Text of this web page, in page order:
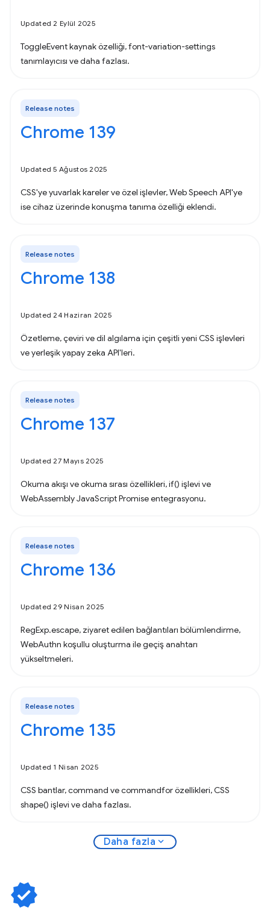
Updated 2 Eylül 2025
ToggleEvent kaynak özelliği, font-variation-settings
tanımlayıcısı ve daha fazlası.
Release notes
Chrome 139
Updated 5 Ağustos 2025
CSS'ye yuvarlak kareler ve özel işlevler, Web Speech API'ye
ise cihaz üzerinde konuşma tanıma özelliği eklendi.
Release notes
Chrome 138
Updated 24 Haziran 2025
Özetleme, çeviri ve dil algılama için çeşitli yeni CSS işlevleri
ve yerleşik yapay zeka API'leri.
Release notes
Chrome 137
Updated 27 Mayıs 2025
Okuma akışı ve okuma sırası özellikleri, if() işlevi ve
WebAssembly JavaScript Promise entegrasyonu.
Release notes
Chrome 136
Updated 29 Nisan 2025
RegExp.escape, ziyaret edilen bağlantıları bölümlendirme,
WebAuthn koşullu oluşturma ile geçiş anahtarı
yükseltmeleri.
Release notes
Chrome 135
Updated 1 Nisan 2025
CSS bantlar, command ve commandfor özellikleri, CSS
shape() işlevi ve daha fazlası.
Daha fazla expand_more
verified